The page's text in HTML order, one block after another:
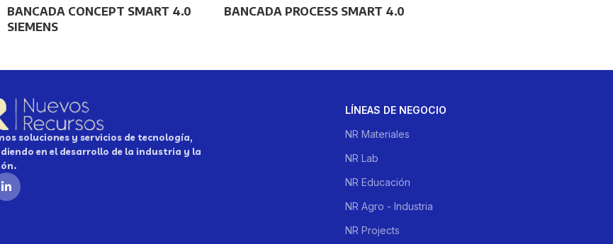
BANCADA CONCEPT SMART 4.0
SIEMENS
BANCADA PROCESS SMART 4.0
soluciones y servicios de tecnología,
en el desarrollo de la industria y la
LÍNEAS DE NEGOCIO
NR Materiales
NR Lab
NR Educación
NR Agro - Industria
NR Projects